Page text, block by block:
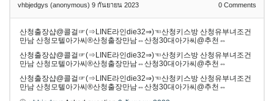
vhbjedgys (anonymous) 9 กันยายน 2023 0 Comments
산청출장샵@콜걸☞(⇒LINE라인die32⇒)☜산청키스방 산청유부녀조건
만남 산청모텔아가씨®산청출장만남⇔산청30대아가씨@추천⇔
산청출장샵@콜걸☞(⇒LINE라인die32⇒)☜산청키스방 산청유부녀조건
만남 산청모텔아가씨®산청출장만남⇔산청30대아가씨@추천⇔
산청출장샵@콜걸☞(⇒LINE라인die32⇒)☜산청키스방 산청유부녀조건
만남 산청모텔아가씨®산청출장만남⇔산청30대아가씨@추천⇔